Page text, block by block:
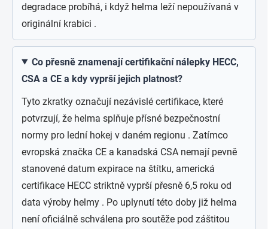
degradace probíhá, i když helma leží nepoužívaná v
originální krabici .
Co přesně znamenají certifikační nálepky HECC,
CSA a CE a kdy vyprší jejich platnost?
Tyto zkratky označují nezávislé certifikace, které
potvrzují, že helma splňuje přísné bezpečnostní
normy pro lední hokej v daném regionu . Zatímco
evropská značka CE a kanadská CSA nemají pevně
stanovené datum expirace na štítku, americká
certifikace HECC striktně vyprší přesně 6,5 roku od
data výroby helmy . Po uplynutí této doby již helma
není oficiálně schválena pro soutěže pod záštitou